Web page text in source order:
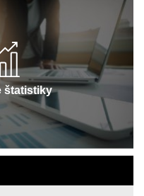
štatistiky